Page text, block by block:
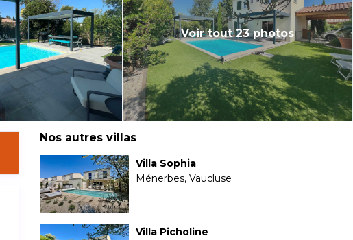
Voir tout 23 photos
Nos autres villas
Villa Sophia
Ménerbes, Vaucluse
Villa Picholine